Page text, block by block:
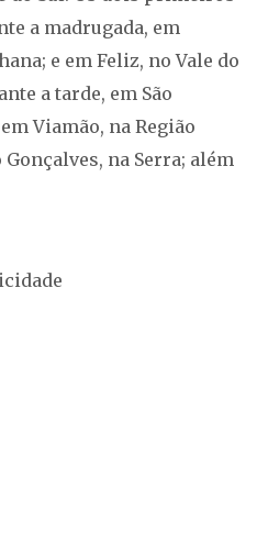
a madrugada, em
e em Feliz, no Vale do
a tarde, em São
Viamão, na Região
na Serra; além